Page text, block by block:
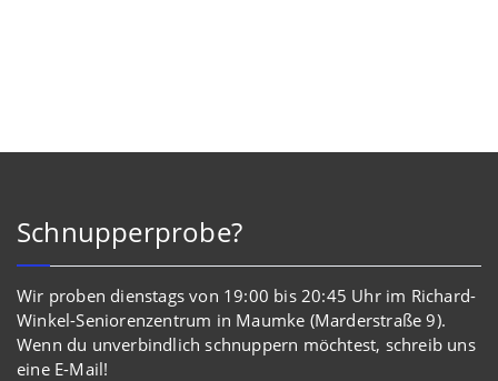
Schnupperprobe?
Wir proben dienstags von 19:00 bis 20:45 Uhr im Richard-
Winkel-Seniorenzentrum in Maumke (Marderstraße 9).
Wenn du unverbindlich schnuppern möchtest, schreib uns
eine E-Mail!